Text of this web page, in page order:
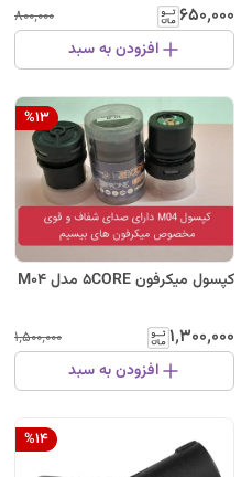
۶۵۰٬۰۰۰ ۸۰۰٬۰۰۰
افزودن به سبد
%13
کپسول میکرفون 5CORE مدل M04
۱٬۳۰۰٬۰۰۰ ۱٬۵۰۰٬۰۰۰
افزودن به سبد
%14